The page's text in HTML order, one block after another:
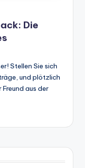
Die
Stellen Sie sich
und plötzlich
aus der